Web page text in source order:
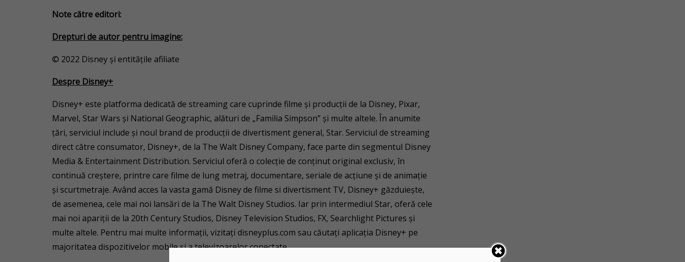
Note către editori:
Drepturi de autor pentru imagine:
© 2022 Disney și entitățile afiliate
Despre Disney+
Disney+ este platforma dedicată de streaming care cuprinde filme și producții de la Disney, Pixar,
Marvel, Star Wars și National Geographic, alături de „Familia Simpson” și multe altele. În anumite
țări, serviciul include și noul brand de producții de divertisment general, Star. Serviciul de streaming
direct către consumator, Disney+, de la The Walt Disney Company, face parte din segmentul Disney
Media & Entertainment Distribution. Serviciul oferă o colecție de conținut original exclusiv, în
continuă creștere, printre care filme de lung metraj, documentare, seriale de acțiune și de animație
și scurtmetraje. Având acces la vasta gamă Disney de filme si divertisment TV, Disney+ găzduiește,
de asemenea, cele mai noi lansări de la The Walt Disney Studios. Iar prin intermediul Star, oferă cele
mai noi apariții de la 20th Century Studios, Disney Television Studios, FX, Searchlight Pictures și
multe altele. Pentru mai multe informații, vizitați disneyplus.com sau căutați aplicația Disney+ pe
majoritatea dispozitivelor mobile și a televizoarelor conectate.